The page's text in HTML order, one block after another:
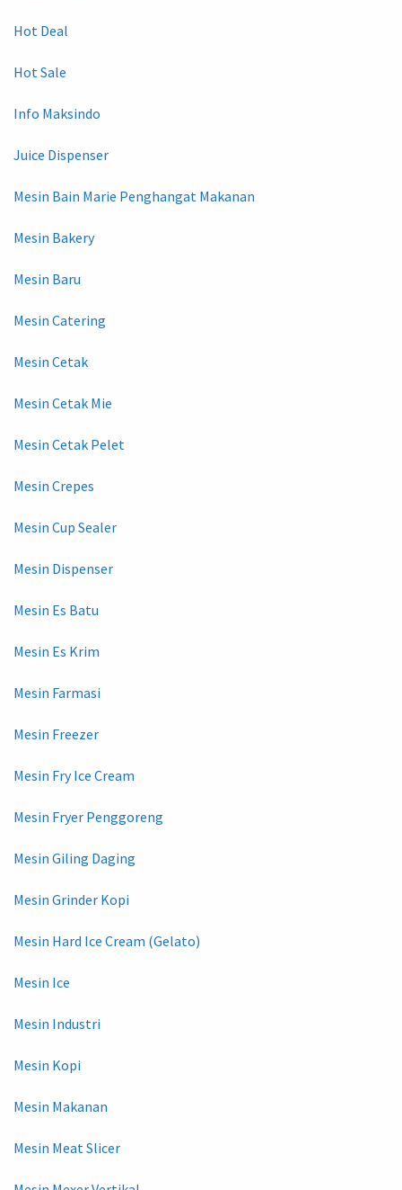
Hot Deal
Hot Sale
Info Maksindo
Juice Dispenser
Mesin Bain Marie Penghangat Makanan
Mesin Bakery
Mesin Baru
Mesin Catering
Mesin Cetak
Mesin Cetak Mie
Mesin Cetak Pelet
Mesin Crepes
Mesin Cup Sealer
Mesin Dispenser
Mesin Es Batu
Mesin Es Krim
Mesin Farmasi
Mesin Freezer
Mesin Fry Ice Cream
Mesin Fryer Penggoreng
Mesin Giling Daging
Mesin Grinder Kopi
Mesin Hard Ice Cream (Gelato)
Mesin Ice
Mesin Industri
Mesin Kopi
Mesin Makanan
Mesin Meat Slicer